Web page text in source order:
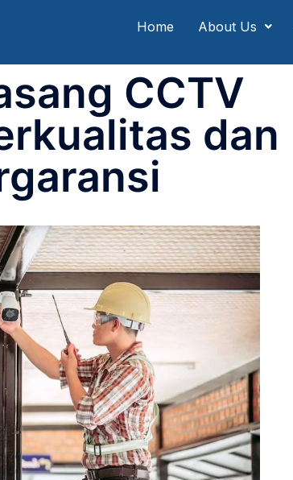
Home About Us
CCTV
dan